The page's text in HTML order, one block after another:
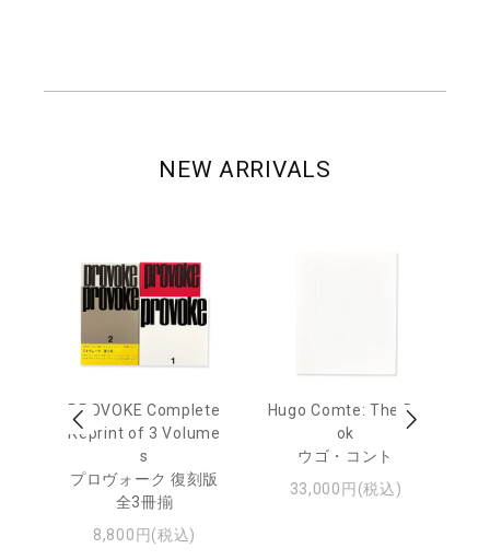
NEW ARRIVALS
PROVOKE Complete
Reprint of 3 Volume
s
プロヴォーク 復刻版
全3冊揃
8,800円(税込)
Hugo Comte: The Bo
ok
ウゴ・コント
33,000円(税込)